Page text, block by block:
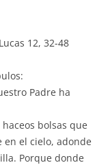
12, 32-48
Padre ha
bolsas que
en el cielo, adonde
Porque donde